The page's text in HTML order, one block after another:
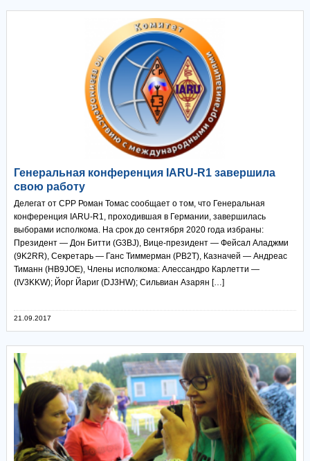
Генеральная конференция IARU-R1 завершила
свою работу
Делегат от СРР Роман Томас сообщает о том, что Генеральная
конференция IARU-R1, проходившая в Германии, завершилась
выборами исполкома. На срок до сентября 2020 года избраны:
Президент — Дон Битти (G3BJ), Вице-президент — Фейсал Аладжми
(9K2RR), Секретарь — Ганс Тиммерман (PB2T), Казначей — Андреас
Тиманн (HB9JOE), Члены исполкома: Алессандро Карлетти —
(IV3KKW); Йорг Йариг (DJ3HW); Сильвиан Азарян […]
21.09.2017